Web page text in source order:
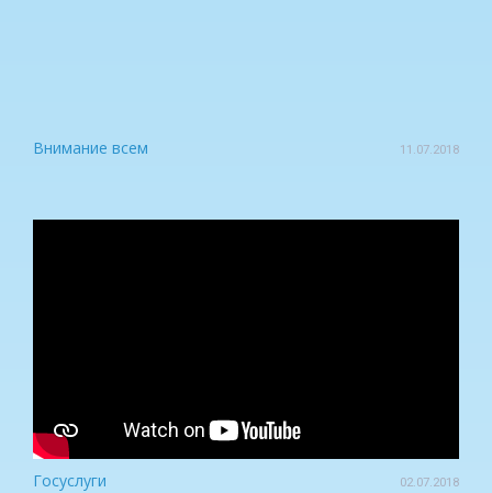
Внимание всем 11.07.2018
Госуслуги 02.07.2018